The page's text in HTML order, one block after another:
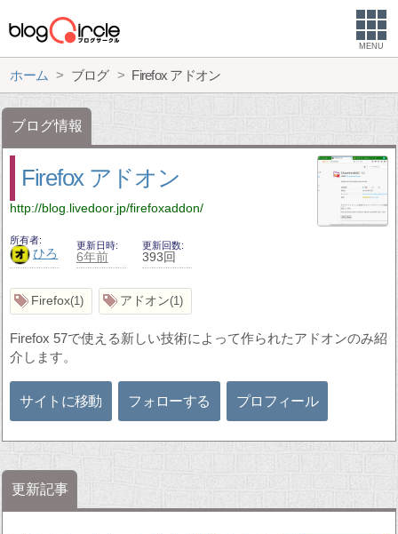
MENU
ホーム ブログ Firefox アドオン
ブログ情報
Firefox アドオン
http://blog.livedoor.jp/firefoxaddon/
所有者
ひろ
更新日時
6年前
更新回数
393回
Firefox 1 アドオン 1
Firefox 57で使える新しい技術によって作られたアドオンのみ紹
介します。
サイトに移動 フォローする プロフィール
更新記事